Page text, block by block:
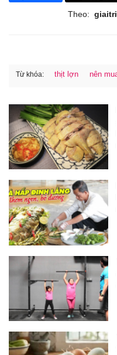
Theo:
Từ khóa: thịt lợn nên